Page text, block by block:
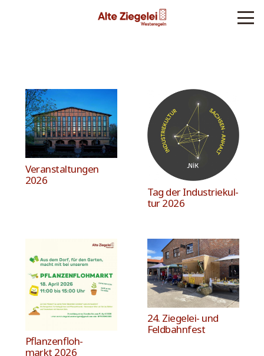
Ver­an­stal­tun­gen
2026
Tag der Indus­trie­kul­
tur 2026
Pflan­zen­floh­
markt 2026
24. Zie­ge­lei- und
Feldbahnfest